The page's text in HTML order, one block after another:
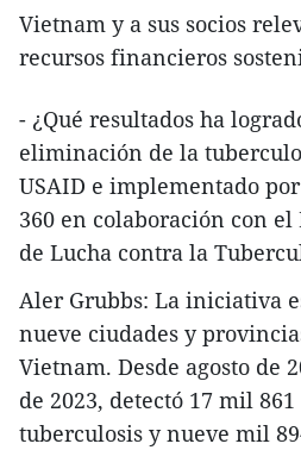
Vietnam y a sus socios
recursos financieros
- ¿Qué resultados ha
eliminación de la
USAID e implementado
360 en colaboración con
de Lucha contra la
Aler Grubbs: La iniciativa
nueve ciudades y
Vietnam. Desde agosto de
de 2023, detectó 17 mil 861
tuberculosis y nueve mil